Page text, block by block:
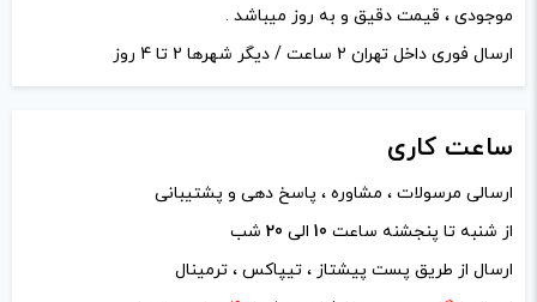
نام*
موجودی ، قیمت دقیق و به روز میباشد .
ارسال فوری داخل تهران 2 ساعت / دیگر شهرها 2 تا 4 روز
ساعت کاری
ارسالی مرسولات ، مشاوره ، پاسخ دهی و پشتیبانی
از شنبه تا پنجشنه ساعت 10 الی 20 شب
ارسال از طریق پست پیشتاز ، تیپاکس ، ترمینال